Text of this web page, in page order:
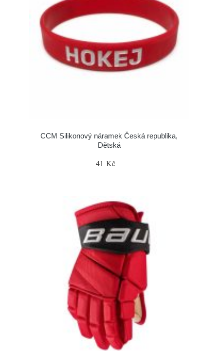
CCM Silikonový náramek Česká republika,
Dětská
41 Kč